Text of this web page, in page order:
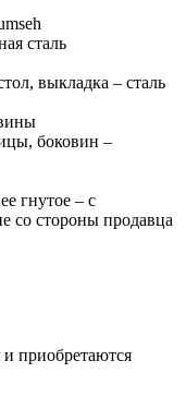
сталь
выкладка – сталь
боковин –
гнутое – с
со стороны продавца
приобретаются